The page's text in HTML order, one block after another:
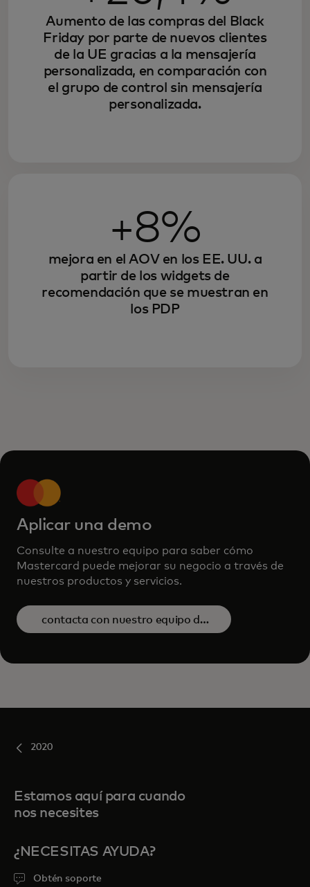
Aumento de las compras del Black
Friday por parte de nuevos clientes
de la UE gracias a la mensajería
personalizada, en comparación con
el grupo de control sin mensajería
personalizada.
+8%
mejora en el AOV en los EE. UU. a
partir de los widgets de
recomendación que se muestran en
los PDP
Aplicar una demo
Consulte a nuestro equipo para saber cómo
Mastercard puede mejorar su negocio a través de
nuestros productos y servicios.
contacta con nuestro equipo de
2020
Estamos aquí para cuando
nos necesites
¿NECESITAS AYUDA?
Obtén soporte